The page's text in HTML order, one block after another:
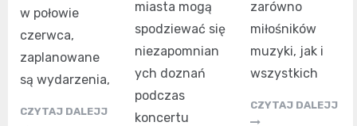
w połowie
czerwca,
zaplanowane
są wydarzenia,
CZYTAJ DALEJJ
miasta mogą
spodziewać się
niezapomnian
ych doznań
podczas
koncertu
zarówno
miłośników
muzyki, jak i
wszystkich
CZYTAJ DALEJJ